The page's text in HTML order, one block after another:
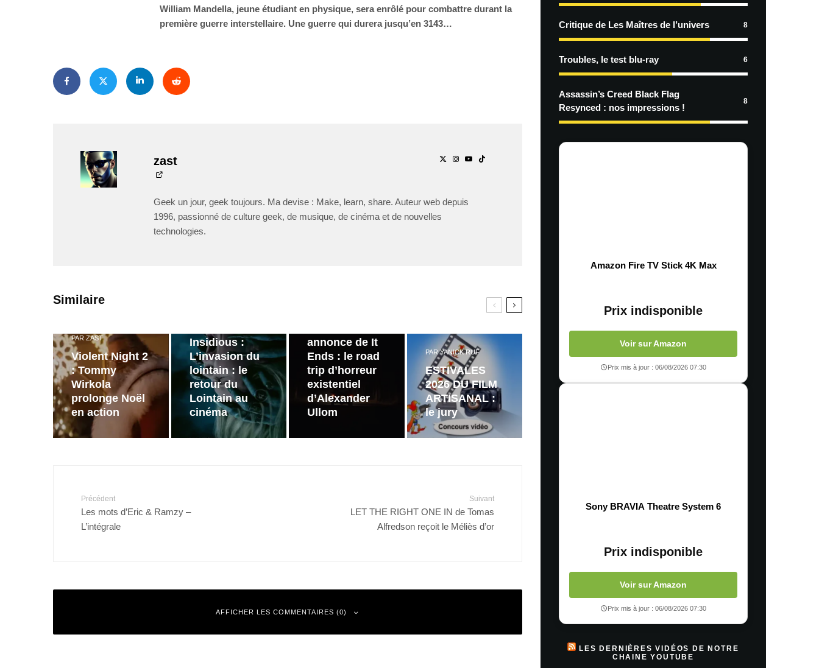
William Mandella, jeune étudiant en physique, sera enrôlé pour combattre durant la
première guerre interstellaire. Une guerre qui durera jusqu’en 3143…
zast
Geek un jour, geek toujours. Ma devise : Make, learn, share. Auteur web depuis
1996, passionné de culture geek, de musique, de cinéma et de nouvelles
technologies.
Similaire
PAR ZAST
Violent Night 2
: Tommy
Wirkola
prolonge Noël
en action
Insidious :
L’invasion du
lointain : le
retour du
Lointain au
cinéma
annonce de It
Ends : le road
trip d’horreur
existentiel
d’Alexander
Ullom
PARYANICK RUF
ESTIVALES
2026 DU FILM
ARTISANAL :
le jury
Précédent
Les mots d’Eric & Ramzy –
L’intégrale
Suivant
LET THE RIGHT ONE IN de Tomas
Alfredson reçoit le Méliès d’or
AFFICHER LES COMMENTAIRES (0)
Critique de Les Maîtres de l’univers 8
Troubles, le test blu-ray 6
Assassin’s Creed Black Flag
Resynced : nos impressions !
8
Amazon Fire TV Stick 4K Max
Prix indisponible
Voir sur Amazon
Prix mis à jour : 06/08/2026 07:30
Sony BRAVIA Theatre System 6
Prix indisponible
Voir sur Amazon
Prix mis à jour : 06/08/2026 07:30
LES DERNIÈRES VIDÉOS DE NOTRE
CHAINE YOUTUBE